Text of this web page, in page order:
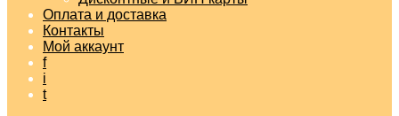
Оплата и доставка
Контакты
Мой аккаунт
f
i
t